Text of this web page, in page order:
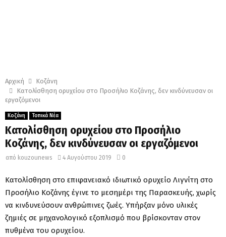
Αρχική
Κοζάνη
Κατολίσθηση ορυχείου στο Προσήλιο Κοζάνης, δεν κινδύνευσαν οι
εργαζόμενοι
Κοζάνη Τοπικά Νέα
Κατολίσθηση ορυχείου στο Προσήλιο
Κοζάνης, δεν κινδύνευσαν οι εργαζόμενοι
από kouzounews 4 Αυγούστου 2019 0
Κατολίσθηση στο επιφανειακό ιδιωτικό ορυχείο Λιγνίτη στο
Προσήλιο Κοζάνης έγινε το μεσημέρι της Παρασκευής, χωρίς
να κινδυνεύσουν ανθρώπινες ζωές. Υπήρξαν μόνο υλικές
ζημιές σε μηχανολογικό εξοπλισμό που βρίσκονταν στον
πυθμένα του ορυχείου.